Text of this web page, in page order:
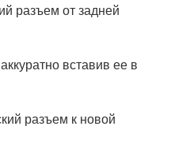
разъем от задней
вставив ее в
разъем к новой